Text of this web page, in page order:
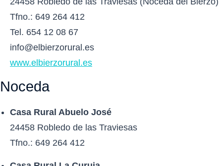
Tfno.: 649 264 412
Tel. 654 12 08 67
info@elbierzorural.es
www.elbierzorural.es
Noceda
Casa Rural Abuelo José
24458 Robledo de las Traviesas
Tfno.: 649 264 412